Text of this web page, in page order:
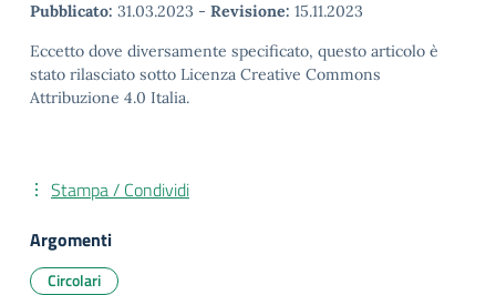
Pubblicato: 31.03.2023 - Revisione: 15.11.2023
Eccetto dove diversamente specificato, questo articolo è
stato rilasciato sotto Licenza Creative Commons
Attribuzione 4.0 Italia.
Stampa / Condividi
Argomenti
Circolari